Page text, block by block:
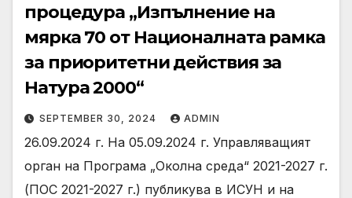
процедура „Изпълнение на
мярка 70 от Националната рамка
за приоритетни действия за
Натура 2000“
SEPTEMBER 30, 2024 ADMIN
26.09.2024 г. На 05.09.2024 г. Управляващият
орган на Програма „Околна среда“ 2021-2027 г.
(ПОС 2021-2027 г.) публикува в ИСУН и на